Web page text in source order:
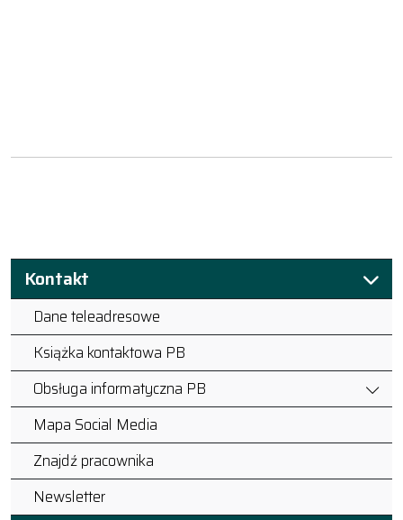
Kontakt
Dane teleadresowe
Książka kontaktowa PB
Obsługa informatyczna PB
Mapa Social Media
Znajdź pracownika
Newsletter